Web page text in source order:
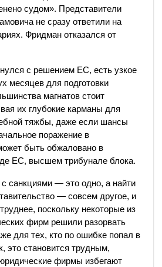
судом». Представители
не сразу ответили на
Фридман отказался от
с решением ЕС, есть узкое
месяцев для подготовки
магнатов стоит
их глубокие карманы для
тяжбы, даже если шансы
поражение в
быть обжаловано в
ЕС, высшем трибунале блока.
санкциями — это одно, а найти
— совсем другое, и
поскольку некоторые из
фирм решили разорвать
для тех, кто по ошибке попал в
это становится трудным,
фирмы избегают